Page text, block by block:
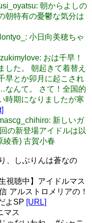
朝からよしの
朝特有の憂鬱な気分は
小日向美穂ちゃ
おは千早！
した。 朝起きて着替え
早とか卯月に起こされ
なんて。 さて！全国的
時期になりましたが寒
新しいガ
の新登場アイドルは以
綾香) 古賀小春
、しぶりんは蒼なの
視聴中】アイドルマス
アルストロメリアの！
よSP [URL]
マス